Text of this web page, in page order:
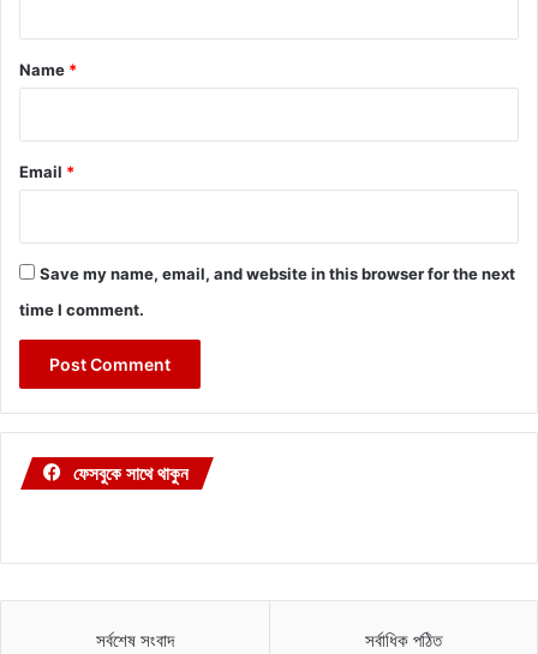
*
Name *
Email *
Save my name, email, and website in this browser for the next
time I comment.
ফেসবুকে সাথে থাকুন
সর্বশেষ সংবাদ সর্বাধিক পঠিত